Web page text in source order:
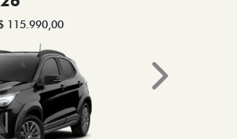
115.990,00
Next